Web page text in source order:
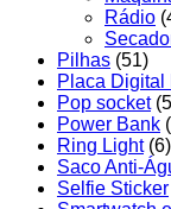
Rádio
Pilhas (51)
Placa Digital
Pop socket
Power Bank
Ring Light (6)
Saco Anti-
Selfie Sticker